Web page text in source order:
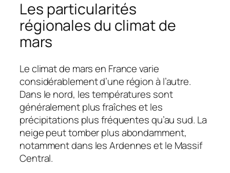
Les particularités
régionales du climat de
mars
Le climat de mars en France varie
considérablement d’une région à l’autre.
Dans le nord, les températures sont
généralement plus fraîches et les
précipitations plus fréquentes qu’au sud. La
neige peut tomber plus abondamment,
notamment dans les Ardennes et le Massif
Central.